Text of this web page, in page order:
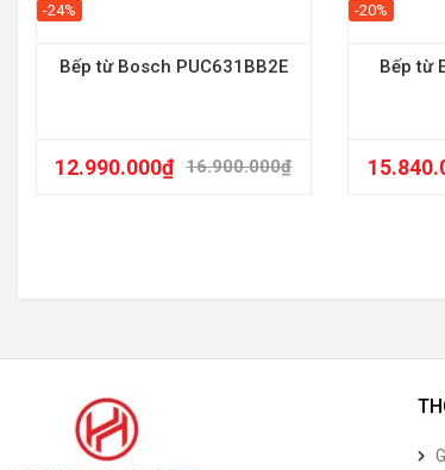
-24%
Bếp từ Bosch PUC631BB2E
16.900.000₫
12.990.000₫
-20%
Bếp từ